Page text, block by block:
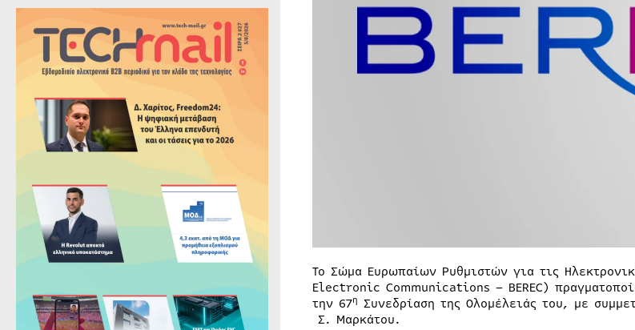
Το Σώμα Ευρωπαίων Ρυθμιστών για τις
Electronic Communications – BEREC)
την 67η Συνεδρίαση της Ολομέλειάς του, με
Σ. Μαρκάτου.